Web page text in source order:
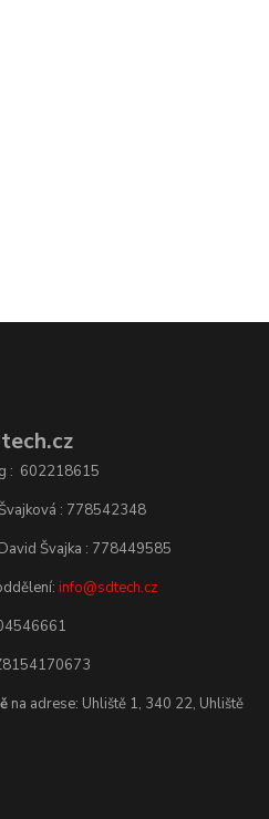
: 602218615
: 778542348
Švajka : 778449585
info@sdtech.cz
na adrese: Uhliště 1, 340 22, Uhliště